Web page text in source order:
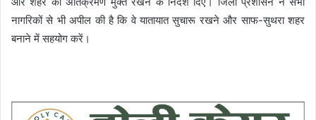
नागरिकों से भी अपील की है कि वे यातायात सुचारू रखने और साफ-सुथरा शहर
बनाने में सहयोग करें।